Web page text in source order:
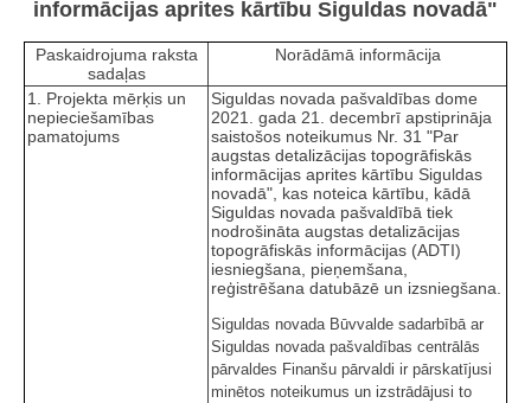
informācijas aprites kārtību Siguldas novadā"
Paskaidrojuma raksta
sadaļas
Norādāmā informācija
1. Projekta mērķis un
nepieciešamības
pamatojums
Siguldas novada pašvaldības dome
2021. gada 21. decembrī apstiprināja
saistošos noteikumus Nr. 31 "Par
augstas detalizācijas topogrāfiskās
informācijas aprites kārtību Siguldas
novadā", kas noteica kārtību, kādā
Siguldas novada pašvaldībā tiek
nodrošināta augstas detalizācijas
topogrāfiskās informācijas (ADTI)
iesniegšana, pieņemšana,
reģistrēšana datubāzē un izsniegšana.
Siguldas novada Būvvalde sadarbībā ar
Siguldas novada pašvaldības centrālās
pārvaldes Finanšu pārvaldi ir pārskatījusi
minētos noteikumus un izstrādājusi to